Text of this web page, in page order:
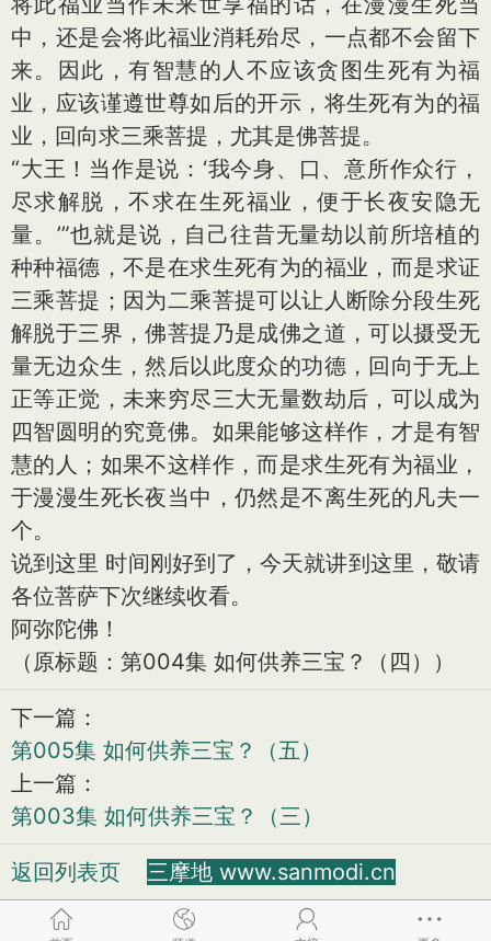
中，还是会将此福业消耗殆尽，一点都不会留下
来。因此，有智慧的人不应该贪图生死有为福
业，应该谨遵世尊如后的开示，将生死有为的福
业，回向求三乘菩提，尤其是佛菩提。
“大王！当作是说：‘我今身、口、意所作众行，
尽求解脱，不求在生死福业，便于长夜安隐无
量。’”也就是说，自己往昔无量劫以前所培植的
种种福德，不是在求生死有为的福业，而是求证
三乘菩提；因为二乘菩提可以让人断除分段生死
解脱于三界，佛菩提乃是成佛之道，可以摄受无
量无边众生，然后以此度众的功德，回向于无上
正等正觉，未来穷尽三大无量数劫后，可以成为
四智圆明的究竟佛。如果能够这样作，才是有智
慧的人；如果不这样作，而是求生死有为福业，
于漫漫生死长夜当中，仍然是不离生死的凡夫一
个。
说到这里 时间刚好到了，今天就讲到这里，敬请
各位菩萨下次继续收看。
阿弥陀佛！
（原标题：第004集 如何供养三宝？（四））
下一篇：
第005集 如何供养三宝？（五）
上一篇：
第003集 如何供养三宝？（三）
返回列表页 三摩地 www.sanmodi.cn